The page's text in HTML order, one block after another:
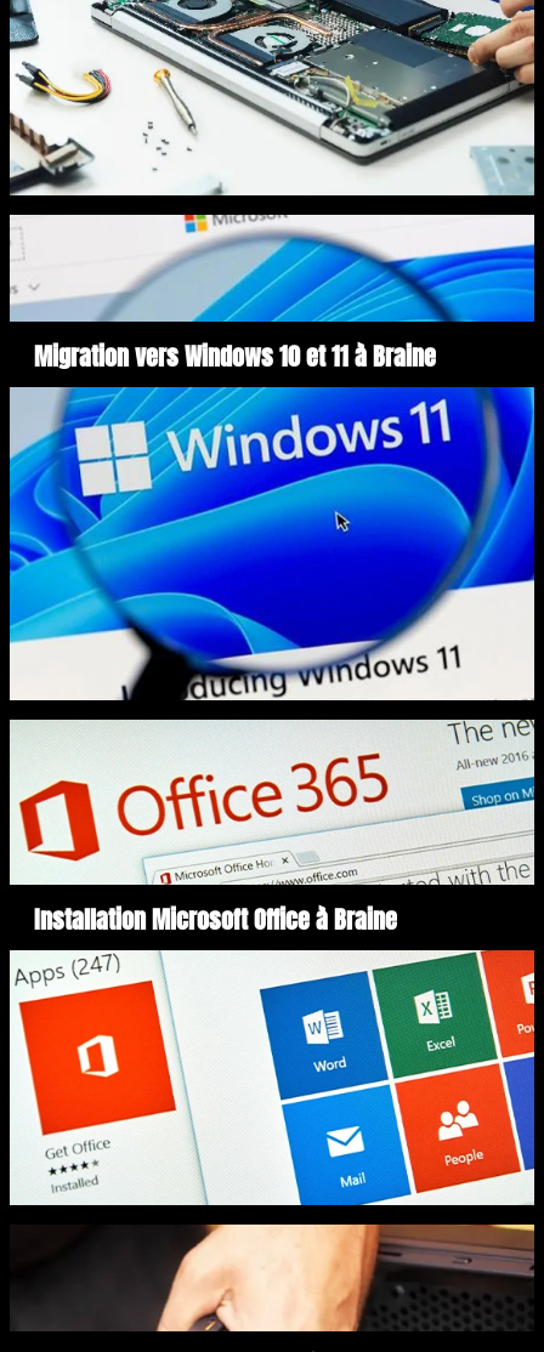
Migration vers Windows 10 et 11 à Braine
Installation Microsoft Office à Braine